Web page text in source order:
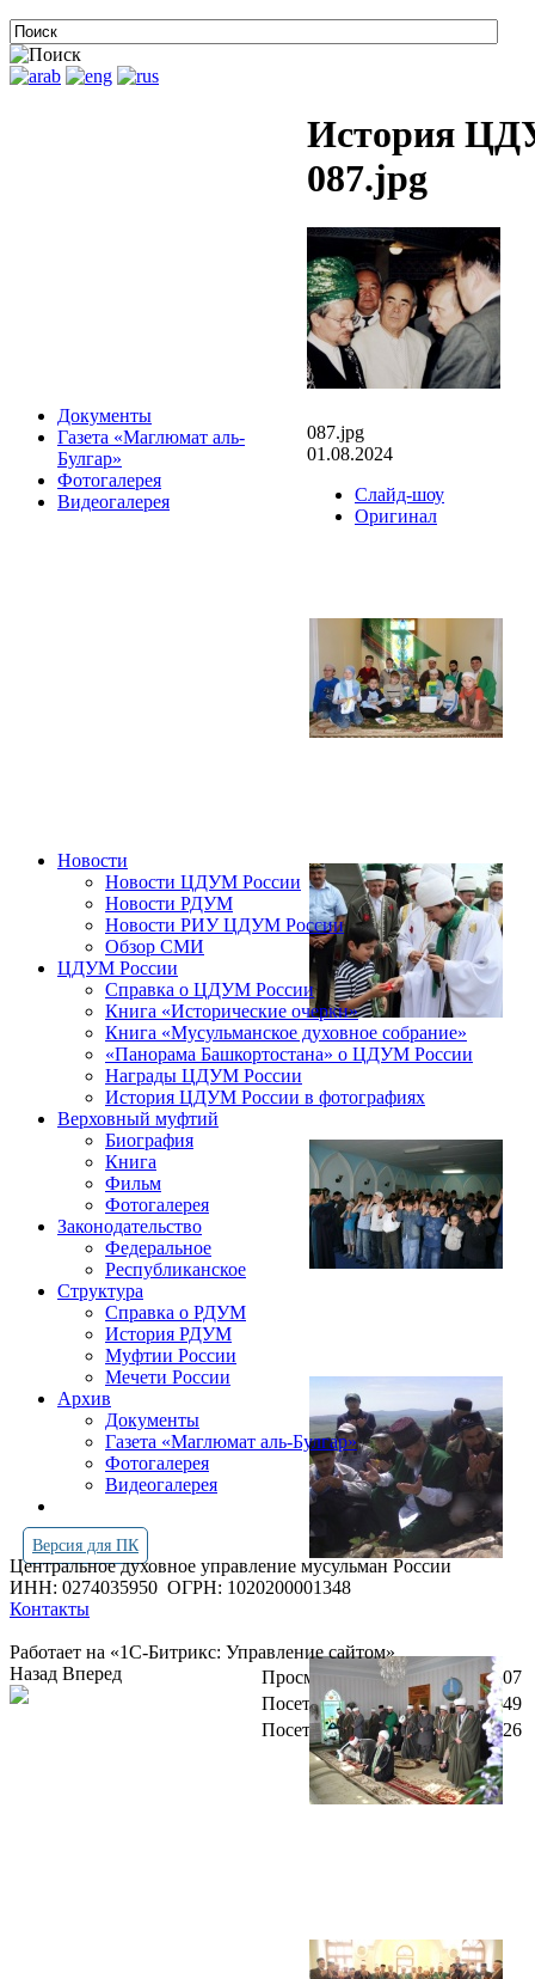
Документы
Газета «Маглюмат аль-
Булгар»
Фотогалерея
Видеогалерея
История
087.jpg
087.jpg
01.08.2024
Слайд-шоу
Оригинал
Новости
Новости ЦДУМ России
Новости РДУМ
Новости РИУ ЦДУМ России
Обзор СМИ
ЦДУМ России
Справка о ЦДУМ России
Книга «Исторические очерки»
Книга «Мусульманское духовное собрание»
«Панорама Башкортостана» о ЦДУМ России
Награды ЦДУМ России
История ЦДУМ России в фотографиях
Верховный муфтий
Биография
Книга
Фильм
Фотогалерея
Законодательство
Федеральное
Республиканское
Структура
Справка о РДУМ
История РДУМ
Муфтии России
Мечети России
Архив
Документы
Газета «Маглюмат аль-Булгар»
Фотогалерея
Видеогалерея
Версия для ПК
Центральное духовное управление мусульман России
ИНН: 0274035950 ОГРН: 1020200001348
Контакты
Работает на «1С-Битрикс: Управление сайтом»
Просмотров всего:
4263907
Посетителей сегодня:
4349
Посетителей в онлайн:
26
Назад Вперед